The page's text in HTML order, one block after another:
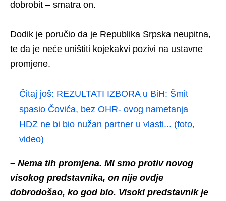
dobrobit – smatra on.
Dodik je poručio da je Republika Srpska neupitna,
te da je neće uništiti kojekakvi pozivi na ustavne
promjene.
Čitaj još: REZULTATI IZBORA u BiH: Šmit
spasio Čovića, bez OHR- ovog nametanja
HDZ ne bi bio nužan partner u vlasti... (foto,
video)
– Nema tih promjena. Mi smo protiv novog
visokog predstavnika, on nije ovdje
dobrodošao, ko god bio. Visoki predstavnik je